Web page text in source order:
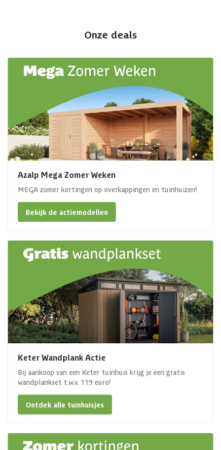
Onze deals
Azalp Mega Zomer Weken
MEGA zomer kortingen op overkappingen en tuinhuizen!
Bekijk de actiemodellen
Keter Wandplank Actie
Bij aankoop van een Keter tuinhuis krijg je een gratis
wandplankset t.w.v. 119 euro!
Ontdek alle tuinhuisjes